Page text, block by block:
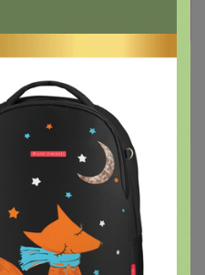
вроде
на сайте, очень их жду,